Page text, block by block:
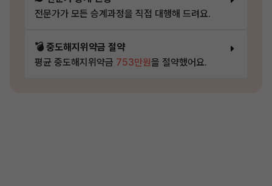
전문가가 모든 승계과정을 직접 대행해 드려요.
💣 중도해지위약금 절약
평균 중도해지위약금 753만원을 절약했어요.